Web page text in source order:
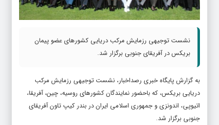
نشست توجیهی رزمایش مرکب دریایی کشورهای عضو پیمان
بریکس در آفریقای جنوبی برگزار شد.
به گزارش پایگاه خبری رصداخبار،‌ نشست توجیهی رزمایش مرکب
دریایی بریکس، که باحضور نمایندگان کشورهای روسیه، چین، آفریقا،
اتیوپی، اندونزی و جمهوری اسلامی ایران در بندر کیپ تاون آفریقای
جنوبی برگزار شد.